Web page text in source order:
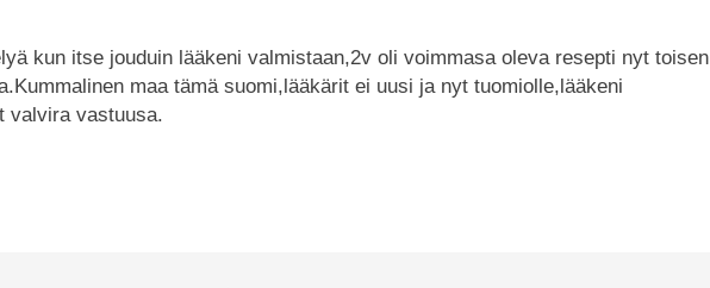
kun itse jouduin lääkeni valmistaan,2v oli voimmasa oleva resepti nyt toisen
maa tämä suomi,lääkärit ei uusi ja nyt tuomiolle,lääkeni
valvira vastuusa.